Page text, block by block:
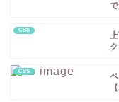
CSS
ク
CSS